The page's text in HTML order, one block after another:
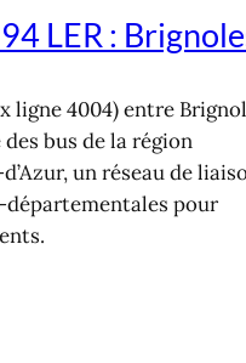
LER :
ligne 4004) entre
bus de la région
un réseau de
pour